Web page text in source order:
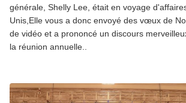
générale, Shelly Lee, était en voyage
Unis,Elle vous a donc envoyé des vœux de
de vidéo et a prononcé un discours
la réunion annuelle..